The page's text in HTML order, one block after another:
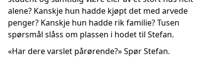
alene? Kanskje hun hadde kjøpt det med arvede
penger? Kanskje hun hadde rik familie? Tusen
spørsmål slåss om plassen i hodet til Stefan.
«Har dere varslet pårørende?» Spør Stefan.